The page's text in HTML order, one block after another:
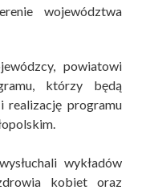
województwa
powiatowi
którzy będą
realizację programu
wykładów
kobiet oraz